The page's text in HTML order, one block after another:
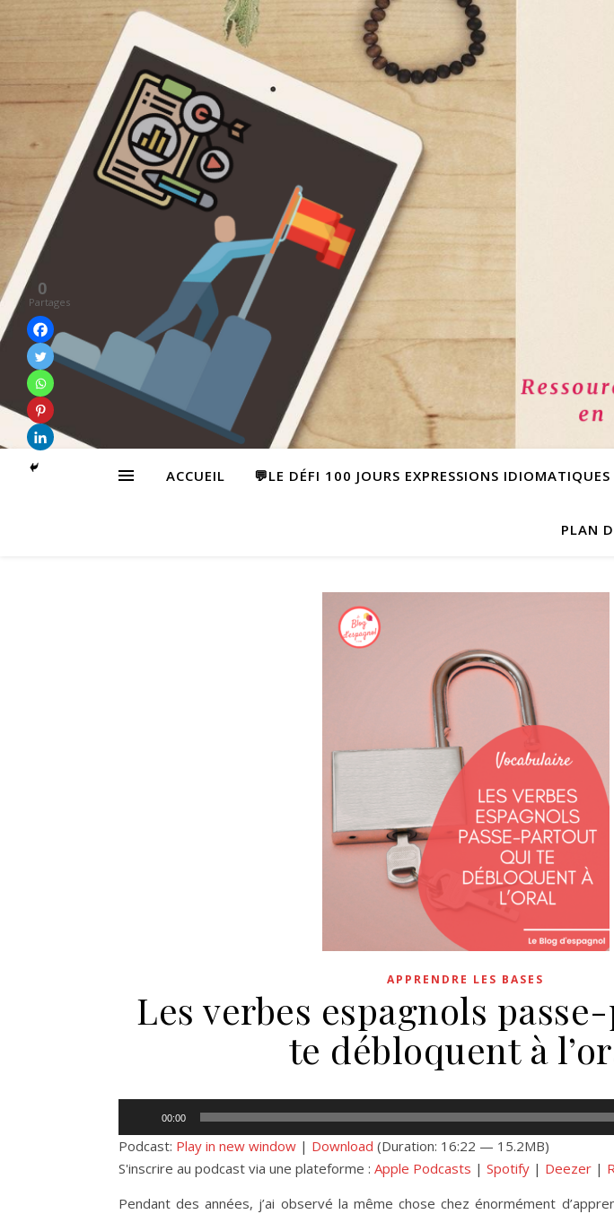
ACCUEIL 💬LE DÉFI 100 JOURS EXPRESSIONS IDIOMATIQUES
PLAN
APPRENDRE LES BASES
Les verbes espagnols
te débloquent à
audio
00:00
Podcast: Play in new window | Download (Duration: 16:22 — 15.2MB)
S'inscrire au podcast via une plateforme : Apple Podcasts | Spotify | Deezer |
Pendant des années, j’ai observé la même chose chez énormément
0
Partages